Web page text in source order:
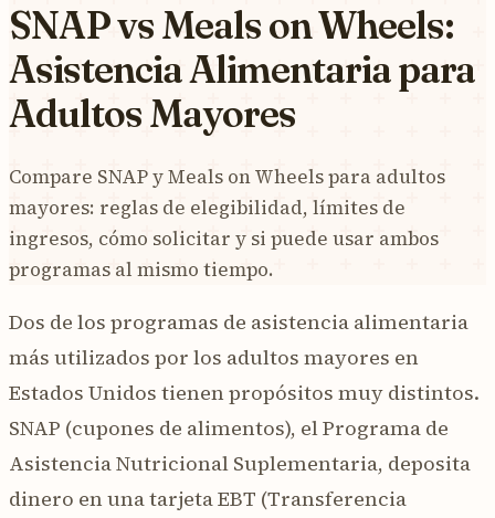
SNAP vs Meals on Wheels:
Asistencia Alimentaria para
Adultos Mayores
Compare SNAP y Meals on Wheels para adultos
mayores: reglas de elegibilidad, límites de
ingresos, cómo solicitar y si puede usar ambos
programas al mismo tiempo.
Dos de los programas de asistencia alimentaria
más utilizados por los adultos mayores en
Estados Unidos tienen propósitos muy distintos.
SNAP (cupones de alimentos), el Programa de
Asistencia Nutricional Suplementaria, deposita
dinero en una tarjeta EBT (Transferencia